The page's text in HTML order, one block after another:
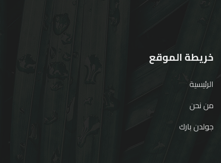
خريطة الموقع
الرئيسية
من نحن
جولدن بارك